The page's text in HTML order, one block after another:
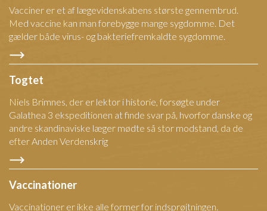
Vacciner er et af lægevidenskabens største gennembrud.
Med vaccine kan man forebygge mange sygdomme. Det
gælder både virus- og bakteriefremkaldte sygdomme.
Togtet
Niels Brimnes, der er lektor i historie, forsøgte under
Galathea 3 ekspeditionen at finde svar på, hvorfor danske og
andre skandinaviske læger mødte så stor modstand, da de
efter Anden Verdenskrig
Vaccinationer
Vaccinationer er ikke alle former for indsprøjtningen.